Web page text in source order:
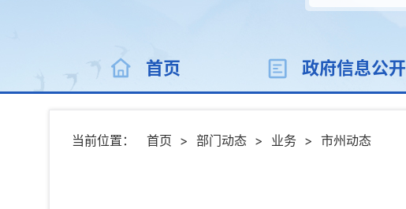
首页 政府信息公开
当前位置： 首页 > 部门动态 > 业务 > 市州动态